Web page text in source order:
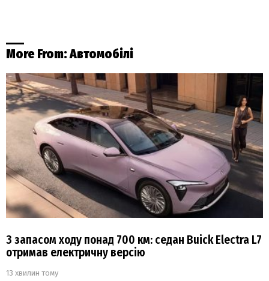
More From:Автомобілі
З запасом ходу понад 700 км: седан Buick Electra L7
отримав електричну версію
13 хвилин тому